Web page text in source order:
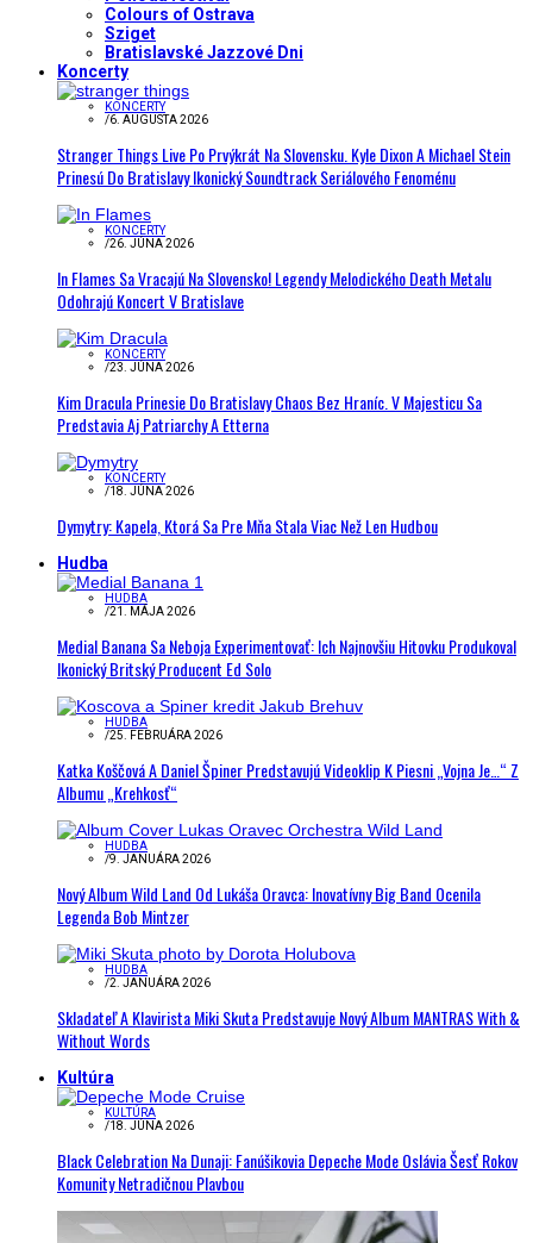
Colours of Ostrava
Sziget
Bratislavské Jazzové Dni
Koncerty
KONCERTY
/6. AUGUSTA 2026
Stranger Things Live Po Prvýkrát Na Slovensku. Kyle Dixon A Michael Stein
Prinesú Do Bratislavy Ikonický Soundtrack Seriálového Fenoménu
KONCERTY
/26. JÚNA 2026
In Flames Sa Vracajú Na Slovensko! Legendy Melodického Death Metalu
Odohrajú Koncert V Bratislave
KONCERTY
/23. JÚNA 2026
Kim Dracula Prinesie Do Bratislavy Chaos Bez Hraníc. V Majesticu Sa
Predstavia Aj Patriarchy A Etterna
KONCERTY
/18. JÚNA 2026
Dymytry: Kapela, Ktorá Sa Pre Mňa Stala Viac Než Len Hudbou
Hudba
HUDBA
/21. MÁJA 2026
Medial Banana Sa Neboja Experimentovať: Ich Najnovšiu Hitovku Produkoval
Ikonický Britský Producent Ed Solo
HUDBA
/25. FEBRUÁRA 2026
Katka Koščová A Daniel Špiner Predstavujú Videoklip K Piesni „Vojna Je…“ Z
Albumu „Krehkosť“
HUDBA
/9. JANUÁRA 2026
Nový Album Wild Land Od Lukáša Oravca: Inovatívny Big Band Ocenila
Legenda Bob Mintzer
HUDBA
/2. JANUÁRA 2026
Skladateľ A Klavirista Miki Skuta Predstavuje Nový Album MANTRAS With &
Without Words
Kultúra
KULTÚRA
/18. JÚNA 2026
Black Celebration Na Dunaji: Fanúšikovia Depeche Mode Oslávia Šesť Rokov
Komunity Netradičnou Plavbou